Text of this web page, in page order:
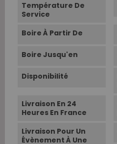
Température De
Service
Boire À Partir De
Boire Jusqu'en
Disponibilité
Livraison En 24
Heures En France
Livraison Pour Un
Évènement À Une